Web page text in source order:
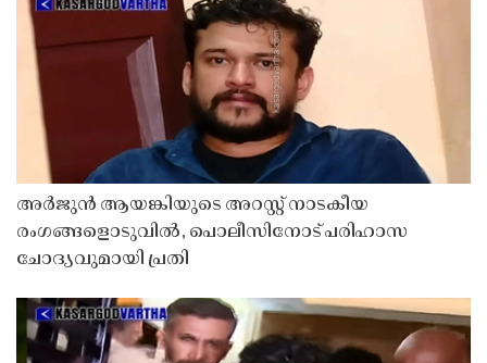
അർജുൻ ആയങ്കിയുടെ അറസ്റ്റ് നാടകീയ
രംഗങ്ങളൊടുവിൽ, പൊലീസിനോട് പരിഹാസ
ചോദ്യവുമായി പ്രതി